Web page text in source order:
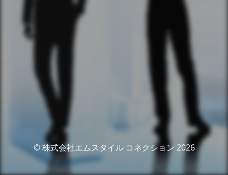
© 株式会社エムスタイル コネクション 2026